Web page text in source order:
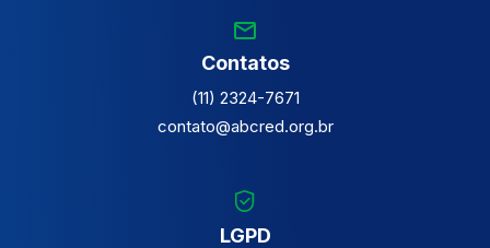
Contatos
(11) 2324-7671
contato@abcred.org.br
LGPD